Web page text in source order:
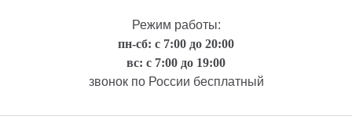
Режим работы:
пн-сб: с 7:00 до 20:00
вс: с 7:00 до 19:00
звонок по России бесплатный